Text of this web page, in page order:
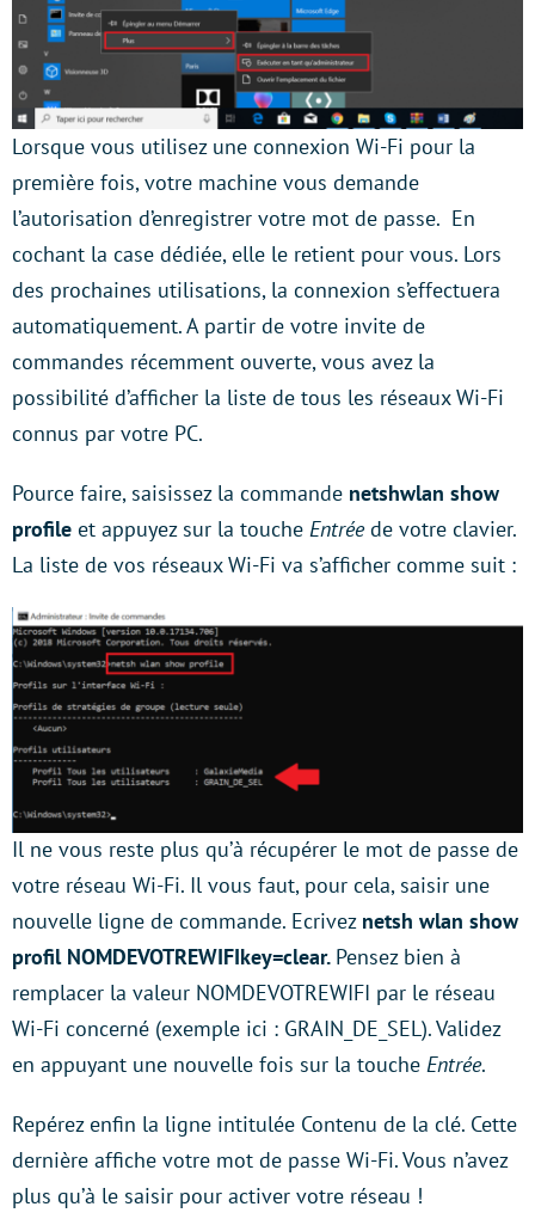
Lorsque vous utilisez une connexion Wi-Fi pour la
première fois, votre machine vous demande
l’autorisation d’enregistrer votre mot de passe. En
cochant la case dédiée, elle le retient pour vous. Lors
des prochaines utilisations, la connexion s’effectuera
automatiquement. A partir de votre invite de
commandes récemment ouverte, vous avez la
possibilité d’afficher la liste de tous les réseaux Wi-Fi
connus par votre PC.
Pource faire, saisissez la commande netshwlan show
profile et appuyez sur la touche Entréede votre clavier.
La liste de vos réseaux Wi-Fi va s’afficher comme suit :
Il ne vous reste plus qu’à récupérer le mot de passe de
votre réseau Wi-Fi. Il vous faut, pour cela, saisir une
nouvelle ligne de commande. Ecrivez netsh wlan show
profil NOMDEVOTREWIFIkey=clear. Pensez bien à
remplacer la valeur NOMDEVOTREWIFI par le réseau
Wi-Fi concerné (exemple ici : GRAIN_DE_SEL). Validez
en appuyant une nouvelle fois sur la touche Entrée.
Repérez enfin la ligne intitulée Contenu de la clé. Cette
dernière affiche votre mot de passe Wi-Fi. Vous n’avez
plus qu’à le saisir pour activer votre réseau !